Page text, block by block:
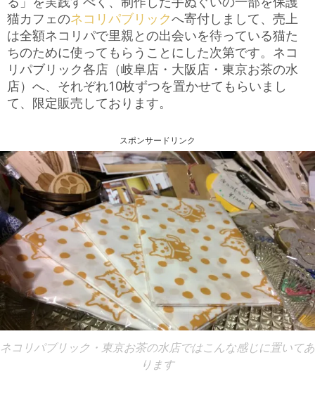
猫カフェのネコリパブリックへ寄付しまして、売上
は全額ネコリパで里親との出会いを待っている猫た
ちのために使ってもらうことにした次第です。ネコ
リパブリック各店（岐阜店・大阪店・東京お茶の水
店）へ、それぞれ10枚ずつを置かせてもらいまし
て、限定販売しております。
スポンサードリンク
ネコリパブリック・東京お茶の水店ではこんな感じに置いてあ
ります